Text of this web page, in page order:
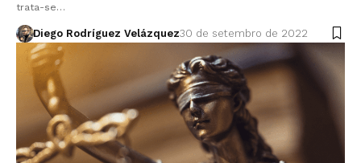
trata-se…
Diego Rodríguez Velázquez30 de setembro de 2022